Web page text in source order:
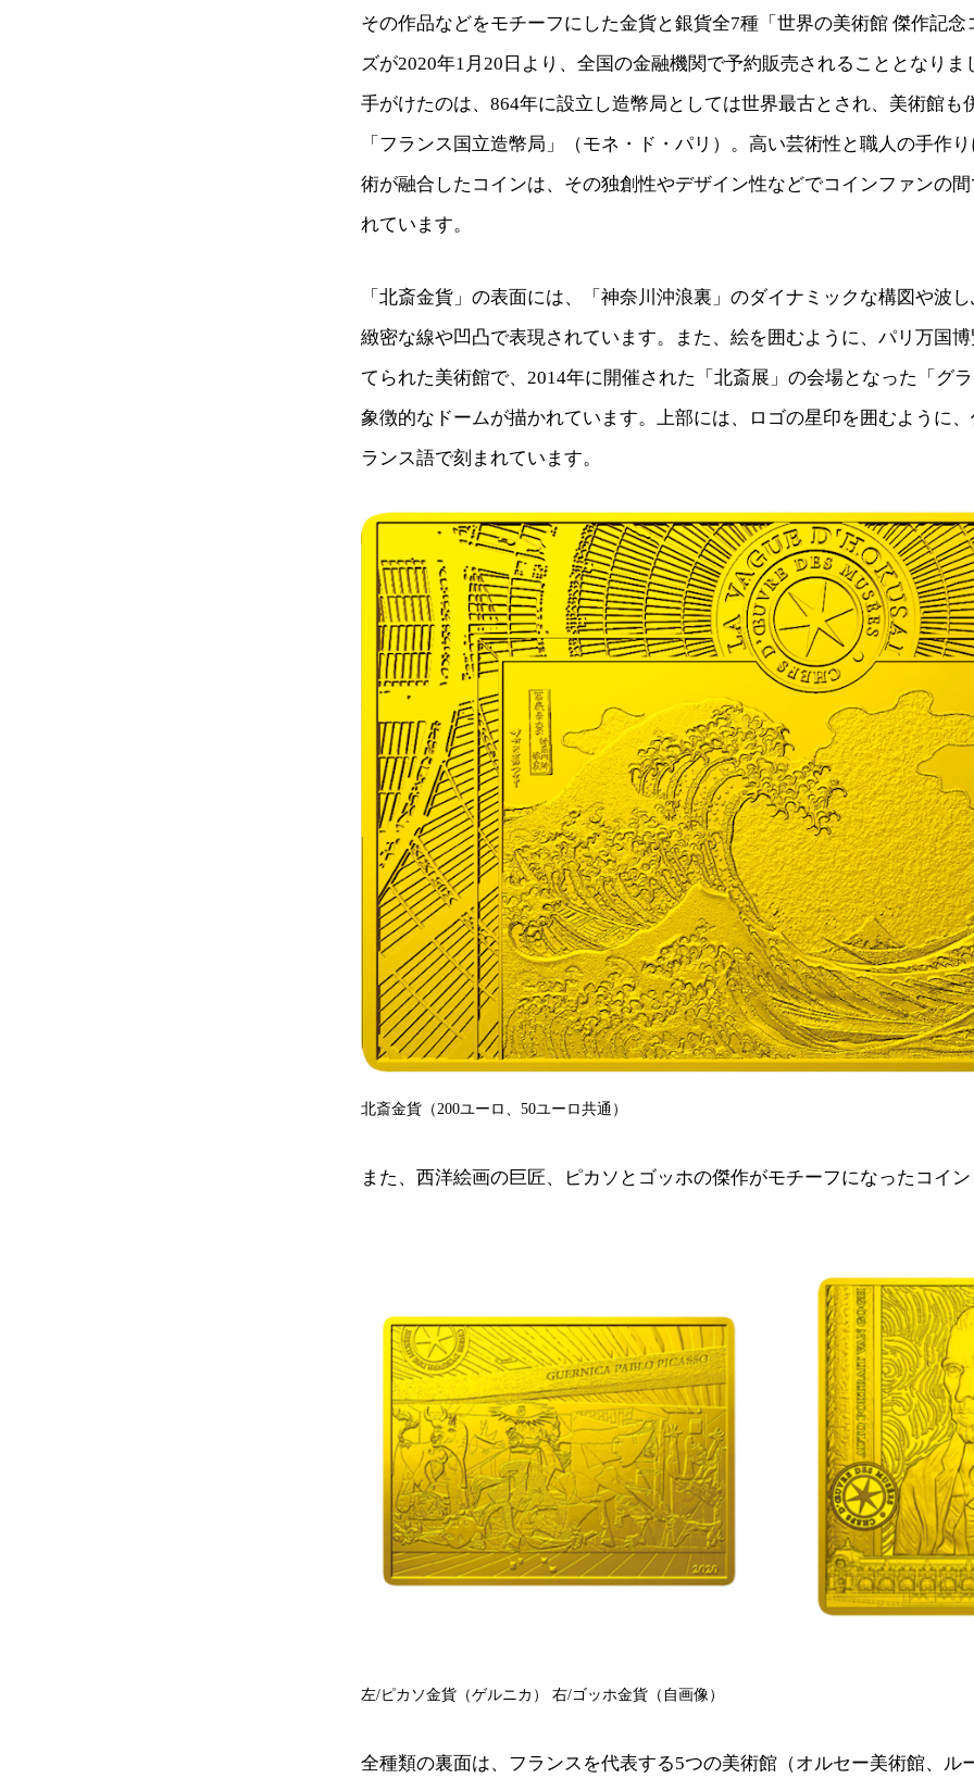
その作品などをモチーフにした金貨と銀貨全7種「世界の美術館 傑作記念
ズが2020年1月20日より、全国の金融機関で予約販売されることとなりま
手がけたのは、864年に設立し造幣局としては世界最古とされ、美術館も
「フランス国立造幣局」（モネ・ド・パリ）。高い芸術性と職人の手作
術が融合したコインは、その独創性やデザイン性などでコインファンの
れています。
「北斎金貨」の表面には、「神奈川沖浪裏」のダイナミックな構図や波
緻密な線や凹凸で表現されています。また、絵を囲むように、パリ万国
てられた美術館で、2014年に開催された「北斎展」の会場となった「グ
象徴的なドームが描かれています。上部には、ロゴの星印を囲むように
ランス語で刻まれています。
北斎金貨（200ユーロ、50ユーロ共通）
また、西洋絵画の巨匠、ピカソとゴッホの傑作がモチーフになったコイ
左/ピカソ金貨（ゲルニカ） 右/ゴッホ金貨（自画像）
全種類の裏面は、フランスを代表する5つの美術館（オルセー美術館、ル